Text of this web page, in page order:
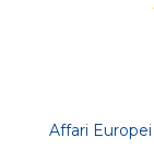
Affari Europei